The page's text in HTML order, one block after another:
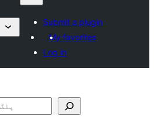
Submit a plugin
My favorites
Log in